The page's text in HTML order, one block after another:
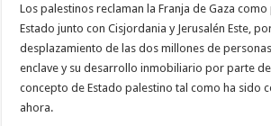
Los palestinos reclaman la Franja de Gaza
Estado junto con Cisjordania y Jerusalén Este,
desplazamiento de las dos millones de
enclave y su desarrollo inmobiliario por parte de
concepto de Estado palestino tal como ha sido
ahora.